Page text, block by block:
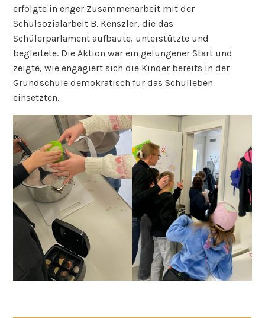
erfolgte in enger Zusammenarbeit mit der
Schulsozialarbeit B. Kenszler, die das
Schülerparlament aufbaute, unterstützte und
begleitete. Die Aktion war ein gelungener Start und
zeigte, wie engagiert sich die Kinder bereits in der
Grundschule demokratisch für das Schulleben
einsetzten.